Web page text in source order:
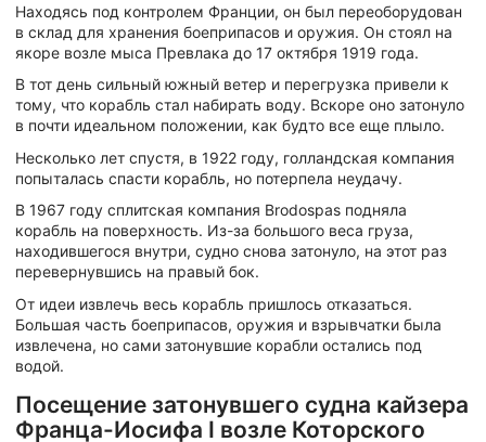
Находясь под контролем Франции, он был переоборудован
в склад для хранения боеприпасов и оружия. Он стоял на
якоре возле мыса Превлака до 17 октября 1919 года.
В тот день сильный южный ветер и перегрузка привели к
тому, что корабль стал набирать воду. Вскоре оно затонуло
в почти идеальном положении, как будто все еще плыло.
Несколько лет спустя, в 1922 году, голландская компания
попыталась спасти корабль, но потерпела неудачу.
В 1967 году сплитская компания Brodospas подняла
корабль на поверхность. Из-за большого веса груза,
находившегося внутри, судно снова затонуло, на этот раз
перевернувшись на правый бок.
От идеи извлечь весь корабль пришлось отказаться.
Большая часть боеприпасов, оружия и взрывчатки была
извлечена, но сами затонувшие корабли остались под
водой.
Посещение затонувшего судна кайзера
Франца-Иосифа I возле Которского